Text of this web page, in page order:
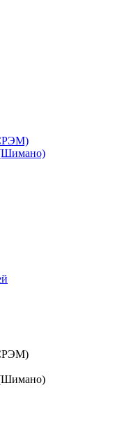
(Шимано)
(Шимано)